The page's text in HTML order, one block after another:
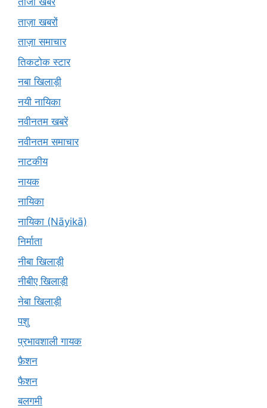
ताज़ा खबरों
ताज़ा समाचार
तिकटोक स्टार
नबा खिलाड़ी
नयी नायिका
नवीनतम खबरें
नवीनतम समाचार
नाटकीय
नायक
नायिका
नायिका (Nāyikā)
निर्माता
नीबा खिलाड़ी
नीबीए खिलाड़ी
नेबा खिलाड़ी
पशु
प्रभावशाली गायक
फ़ैशन
फैशन
बलगमी